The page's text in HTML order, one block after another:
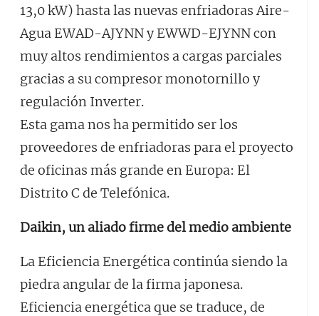
13,0 kW) hasta las nuevas enfriadoras Aire-
Agua EWAD-AJYNN y EWWD-EJYNN con
muy altos rendimientos a cargas parciales
gracias a su compresor monotornillo y
regulación Inverter.
Esta gama nos ha permitido ser los
proveedores de enfriadoras para el proyecto
de oficinas más grande en Europa: El
Distrito C de Telefónica.
Daikin, un aliado firme del medio ambiente
La Eficiencia Energética continúa siendo la
piedra angular de la firma japonesa.
Eficiencia energética que se traduce, de